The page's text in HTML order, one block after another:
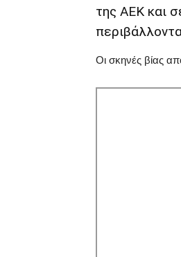
της ΑΕΚ και
Οι σκηνές βίας